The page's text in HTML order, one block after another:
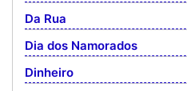
Da Rua
Dia dos Namorados
Dinheiro